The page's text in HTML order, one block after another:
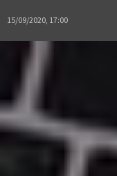
15/09/2020, 17:00